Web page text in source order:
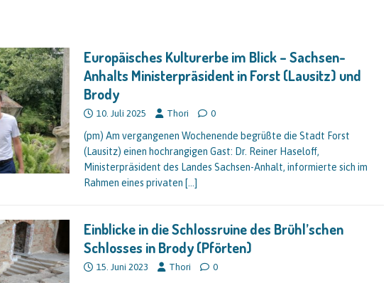
Europäisches Kulturerbe im Blick – Sachsen-
Anhalts Ministerpräsident in Forst (Lausitz) und
Brody
10. Juli 2025 Thori 0
(pm) Am vergangenen Wochenende begrüßte die Stadt Forst
(Lausitz) einen hochrangigen Gast: Dr. Reiner Haseloff,
Ministerpräsident des Landes Sachsen-Anhalt, informierte sich im
Rahmen eines privaten […]
Einblicke in die Schlossruine des Brühl’schen
Schlosses in Brody (Pförten)
15. Juni 2023 Thori 0